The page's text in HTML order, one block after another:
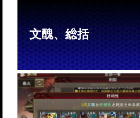
文醜、総括